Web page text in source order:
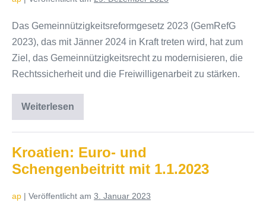
Das Gemeinnützigkeitsreformgesetz 2023 (GemRefG
2023), das mit Jänner 2024 in Kraft treten wird, hat zum
Ziel, das Gemeinnützigkeitsrecht zu modernisieren, die
Rechtssicherheit und die Freiwilligenarbeit zu stärken.
WeiterlesenGemeinnützigkeitsreformgesetz
2023
Kroatien: Euro- und
Schengenbeitritt mit 1.1.2023
ap | Veröffentlicht am 3. Januar 2023